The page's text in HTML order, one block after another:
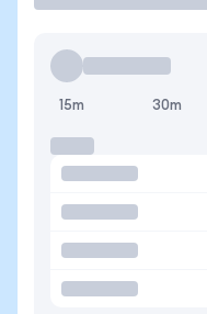
15m 30m